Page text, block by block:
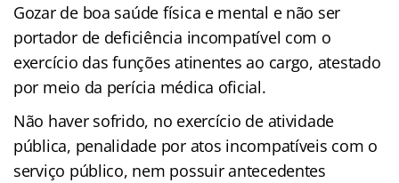
Gozar de boa saúde física e mental e não ser
portador de deficiência incompatível com o
exercício das funções atinentes ao cargo, atestado
por meio da perícia médica oficial.
Não haver sofrido, no exercício de atividade
pública, penalidade por atos incompatíveis com o
serviço público, nem possuir antecedentes